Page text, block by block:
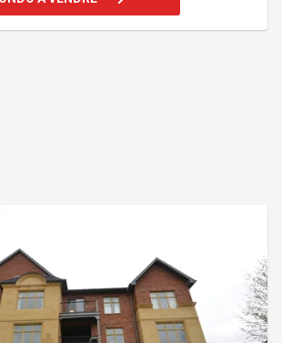
a à offrir, des boutiques locales, des